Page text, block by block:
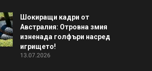
Шокиращи кадри от
Австралия: Отровна змия
изненада голфъри насред
игрището!
13.07.2026